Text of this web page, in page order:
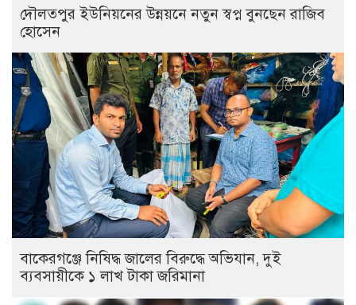
দৌলতপুর ইউনিয়নের উন্নয়নে নতুন স্বপ্ন বুনছেন রাজিব
হোসেন
বাকেরগঞ্জে নিষিদ্ধ জালের বিরুদ্ধে অভিযান, দুই
ব্যবসায়ীকে ১ লাখ টাকা জরিমানা